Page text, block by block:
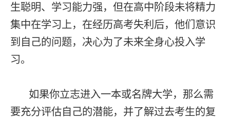
生聪明、学习能力强，但在高中阶段未将精力
集中在学习上，在经历高考失利后，他们意识
到自己的问题，决心为了未来全身心投入学
习。
如果你立志进入一本或名牌大学，那么需
要充分评估自己的潜能，并了解过去考生的复